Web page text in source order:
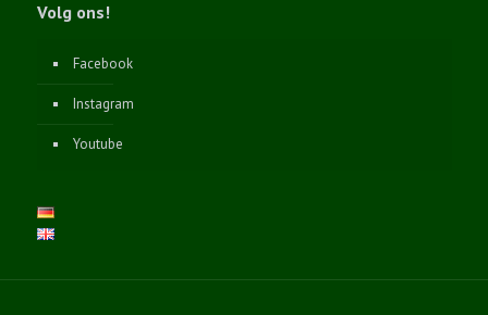
Volg ons!
Facebook
Instagram
Youtube